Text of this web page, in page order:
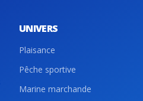
UNIVERS
Plaisance
Pêche sportive
Marine marchande